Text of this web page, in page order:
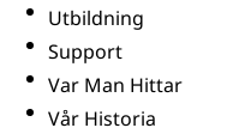
Utbildning
Support
Var Man Hittar
Vår Historia